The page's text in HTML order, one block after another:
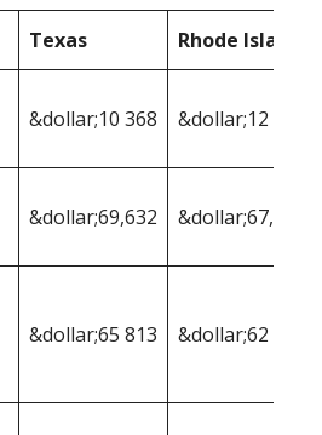
Texas Rhode Island
&dollar;10 368 &dollar;12 856
&dollar;69,632 &dollar;67,144
&dollar;65 813 &dollar;62 670